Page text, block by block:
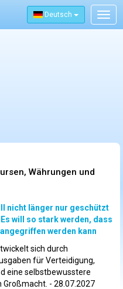
Deutsch
Währungen und
nicht länger nur geschützt
will so stark werden, dass
werden kann
sich durch
für Verteidigung,
eine selbstbewusstere
- 28.07.2027